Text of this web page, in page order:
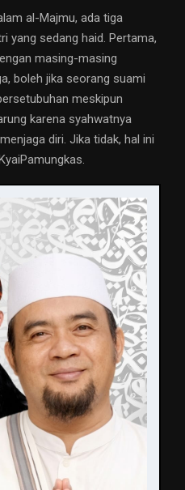
al-Majmu, ada tiga
yang sedang haid. Pertama,
masing-masing
boleh jika seorang suami
meskipun
karena syahwatnya
diri. Jika tidak, hal ini